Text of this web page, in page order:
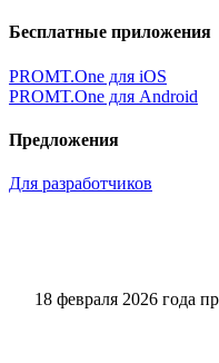
Бесплатные приложения
PROMT.One для iOS
PROMT.One для Android
Предложения
Для разработчиков
18 февраля 2026 года